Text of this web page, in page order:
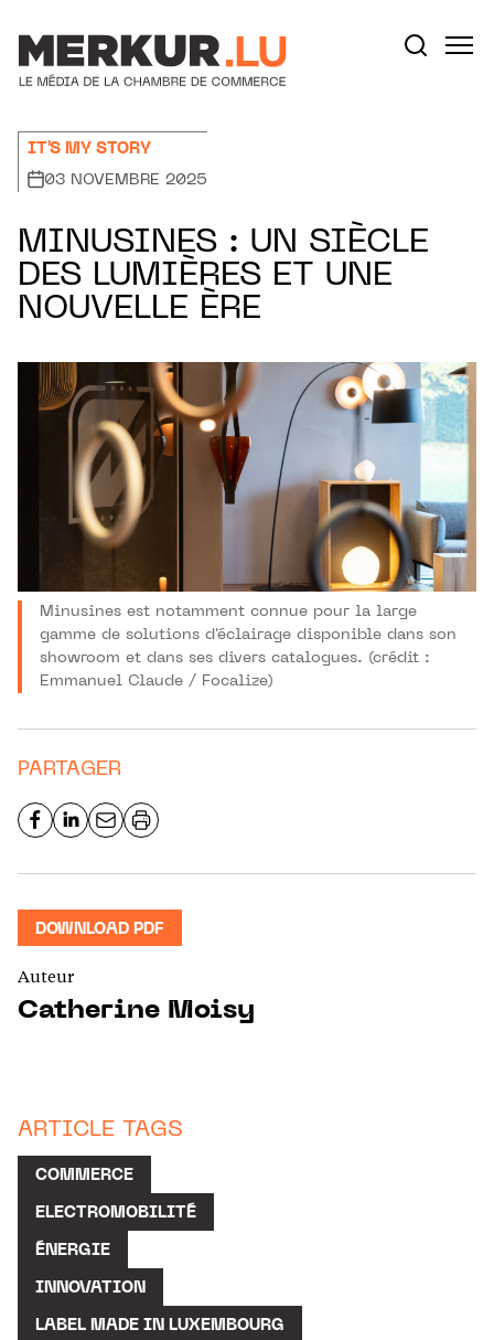
IT'S MY STORY
03 NOVEMBRE 2025
MINUSINES : UN SIÈCLE
DES LUMIÈRES ET UNE
NOUVELLE ÈRE
Minusines est notamment connue pour la large
gamme de solutions d'éclairage disponible dans son
showroom et dans ses divers catalogues. (crédit :
Emmanuel Claude / Focalize)
PARTAGER
DOWNLOAD PDF
Auteur
Catherine Moisy
ARTICLE TAGS
COMMERCE
ELECTROMOBILITÉ
ÉNERGIE
INNOVATION
LABEL MADE IN LUXEMBOURG